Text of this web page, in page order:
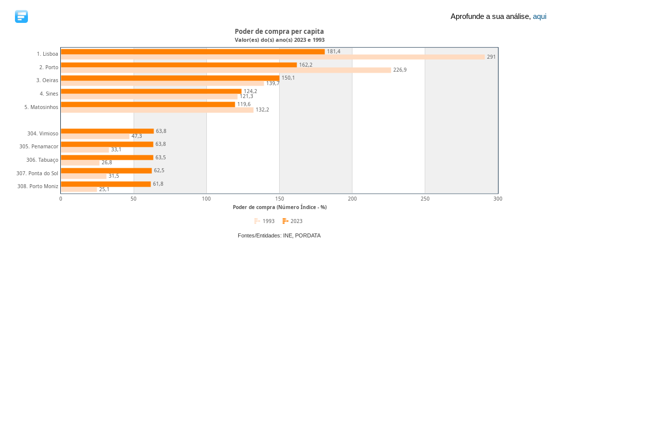
Aprofunde a sua análise, aqui
Poder de compra (Número Índice - %)
0 50 100 150 200 250 300
1. Lisboa
2. Porto
3. Oeiras
4. Sines
5. Matosinhos
304. Vimioso
305. Penamacor
306. Tabuaço
307. Ponta do Sol
308. Porto Moniz
181,4
162,2
150,1
124,2
119,6
63,8
63,8
63,5
62,5
61,8
291
226,9
139,7
121,3
132,2
47,3
33,1
26,8
31,5
25,1
Poder de compra per capita
Valor(es) do(s) ano(s) 2023 e 1993
2023
1993
Fontes/Entidades: INE, PORDATA